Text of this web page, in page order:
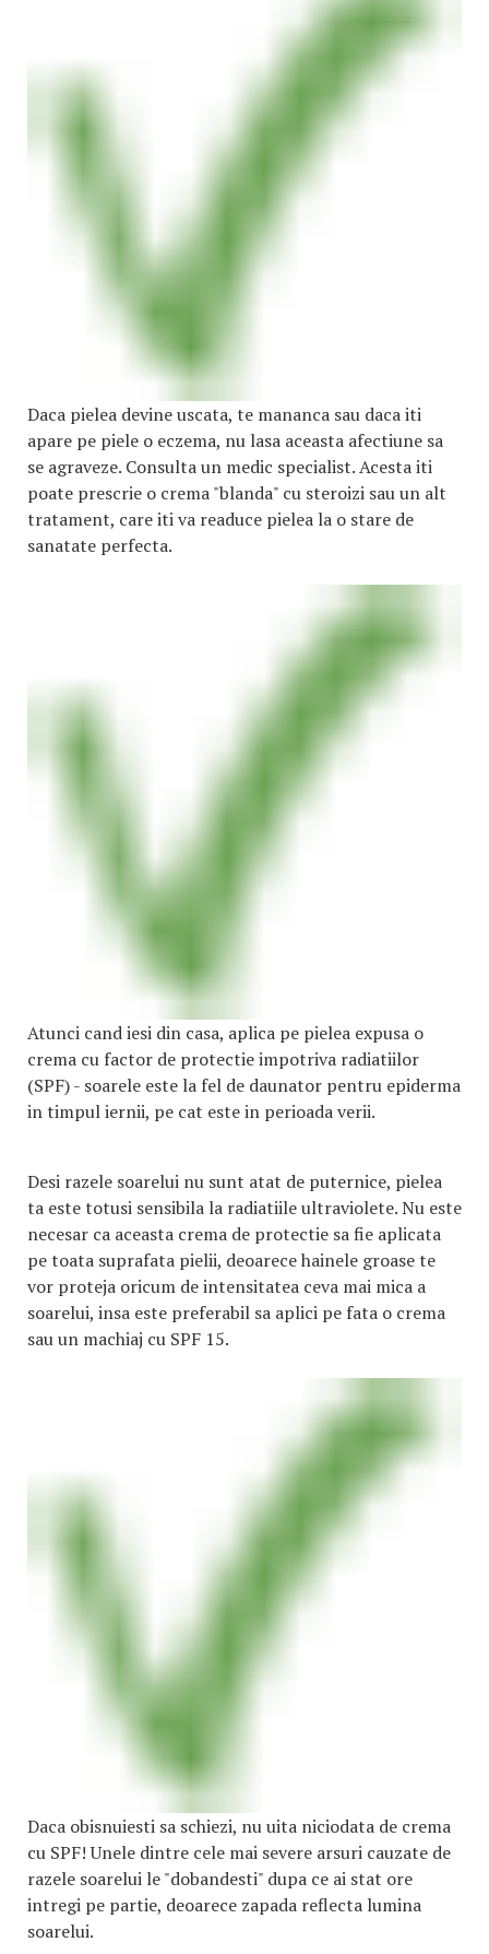
Daca pielea devine uscata, te mananca sau daca iti
apare pe piele o eczema, nu lasa aceasta afectiune sa
se agraveze. Consulta un medic specialist. Acesta iti
poate prescrie o crema "blanda" cu steroizi sau un alt
tratament, care iti va readuce pielea la o stare de
sanatate perfecta.
Atunci cand iesi din casa, aplica pe pielea expusa o
crema cu factor de protectie impotriva radiatiilor
(SPF) - soarele este la fel de daunator pentru epiderma
in timpul iernii, pe cat este in perioada verii.
Desi razele soarelui nu sunt atat de puternice, pielea
ta este totusi sensibila la radiatiile ultraviolete. Nu este
necesar ca aceasta crema de protectie sa fie aplicata
pe toata suprafata pielii, deoarece hainele groase te
vor proteja oricum de intensitatea ceva mai mica a
soarelui, insa este preferabil sa aplici pe fata o crema
sau un machiaj cu SPF 15.
Daca obisnuiesti sa schiezi, nu uita niciodata de crema
cu SPF! Unele dintre cele mai severe arsuri cauzate de
razele soarelui le "dobandesti" dupa ce ai stat ore
intregi pe partie, deoarece zapada reflecta lumina
soarelui.